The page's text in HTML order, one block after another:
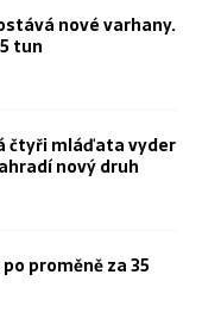
nové varhany.
tun
čtyři mláďata vyder
nový druh
proměně za 35